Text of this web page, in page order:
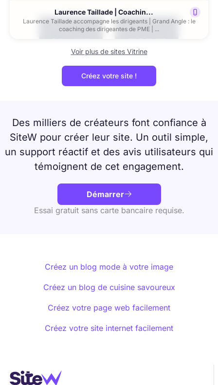
Laurence Taillade | Coachin...
Laurence Taillade accompagne les dirigeants | Grand Angle : le
coaching des dirigeantes de PME | ...
Voir plus de sites Vitrine
Créez votre site !
Des milliers de créateurs font confiance à
SiteW pour créer leur site. Un outil simple,
un support réactif et des avis utilisateurs qui
témoignent de cet engagement.

Démarrer
Essai gratuit sans carte bancaire requise.
Créez un blog mode à votre image
Créez un blog de cuisine savoureux
Créez votre page web facilement
Créez votre site internet facilement